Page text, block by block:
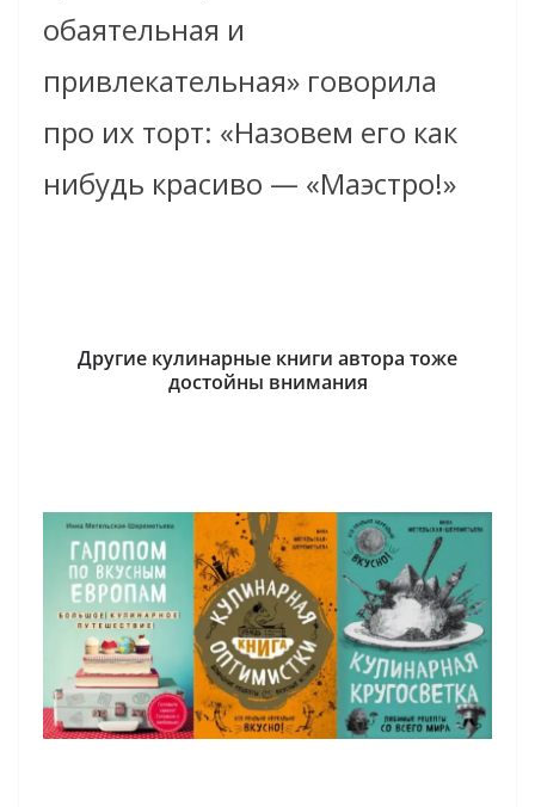
обаятельная и
привлекательная» говорила
про их торт: «Назовем его как
нибудь красиво — «Маэстро!»
Другие кулинарные книги автора тоже
достойны внимания